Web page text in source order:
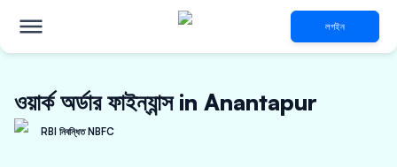
লগইন
ওয়ার্ক অর্ডার ফাইন্যান্স in Anantapur
RBI নিবন্ধিত NBFC